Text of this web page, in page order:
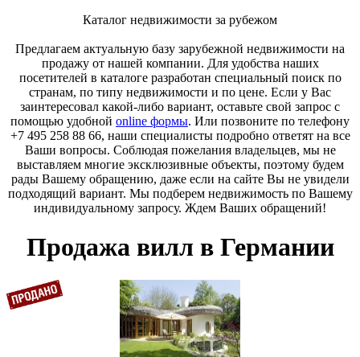
Каталог недвижимости за рубежом
Предлагаем актуальную базу зарубежной недвижимости на
продажу от нашей компании. Для удобства наших
посетителей в каталоге разработан специальный поиск по
странам, по типу недвижимости и по цене. Если у Вас
заинтересовал какой-либо вариант, оставьте свой запрос с
помощью удобной online формы. Или позвоните по телефону
+7 495 258 88 66, наши специалисты подробно ответят на все
Ваши вопросы. Соблюдая пожелания владельцев, мы не
выставляем многие эксклюзивные объекты, поэтому будем
рады Вашему обращению, даже если на сайте Вы не увидели
подходящий вариант. Мы подберем недвижимость по Вашему
индивидуальному запросу. Ждем Ваших обращений!
Продажа вилл в Германии